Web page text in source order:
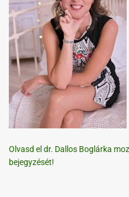
Olvasd el dr. Dallos Boglárka
bejegyzését!